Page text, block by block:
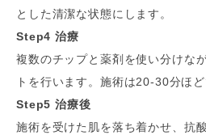
とした清潔な状態にします。
Step4 治療
複数のチップと薬剤を使い分けな
トを行います。施術は20-30分ほど
Step5 治療後
施術を受けた肌を落ち着かせ、抗